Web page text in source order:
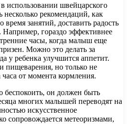
использовании швейцарского
несколько рекомендаций, как
время занятий, доставить радость
Например, гораздо эффективнее
часы, когда малыш еще
Можно это делать за
у ребенка улучшится аппетит.
пищеварения, но только не
от момента кормления.
он должен быть
многих малышей переводят на
искусственное
сопровождается метеоризмами,